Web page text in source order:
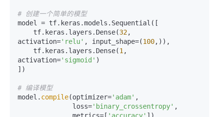
# 创建一个简单的模型
model = tf.keras.models.Sequential([
    tf.keras.layers.Dense(
32,
activation='relu' , input_shape=(100,)),
    tf.keras.layers.Dense(
1 ,
activation='sigmoid' )
])
# 编译模型
model. compile(optimizer='adam' ,
              loss=
'binary_crossentropy' ,